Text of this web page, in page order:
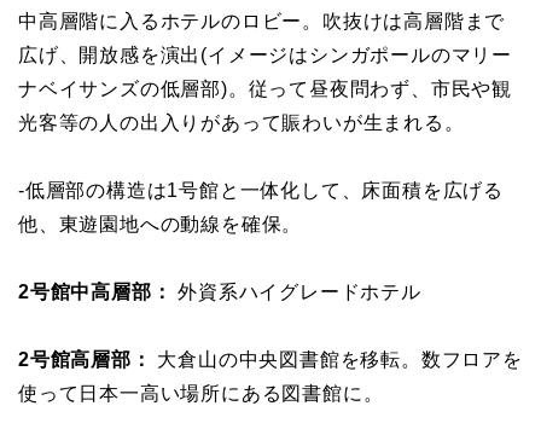
中高層階に入るホテルのロビー。吹抜けは高層階まで
広げ、開放感を演出(イメージはシンガポールのマリー
ナベイサンズの低層部)。従って昼夜問わず、市民や観
光客等の人の出入りがあって賑わいが生まれる。
-低層部の構造は1号館と一体化して、床面積を広げる
他、東遊園地への動線を確保。
2号館中高層部： 外資系ハイグレードホテル
2号館高層部：
大倉山の中央図書館を移転。数フロアを
使って日本一高い場所にある図書館に。